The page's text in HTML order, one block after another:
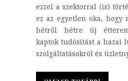
ezzel a szektorral (is)
ez az egyetlen oka, hogy
hétről hétre új
kaptok tudósítást a hazai
szolgáltatásokról és